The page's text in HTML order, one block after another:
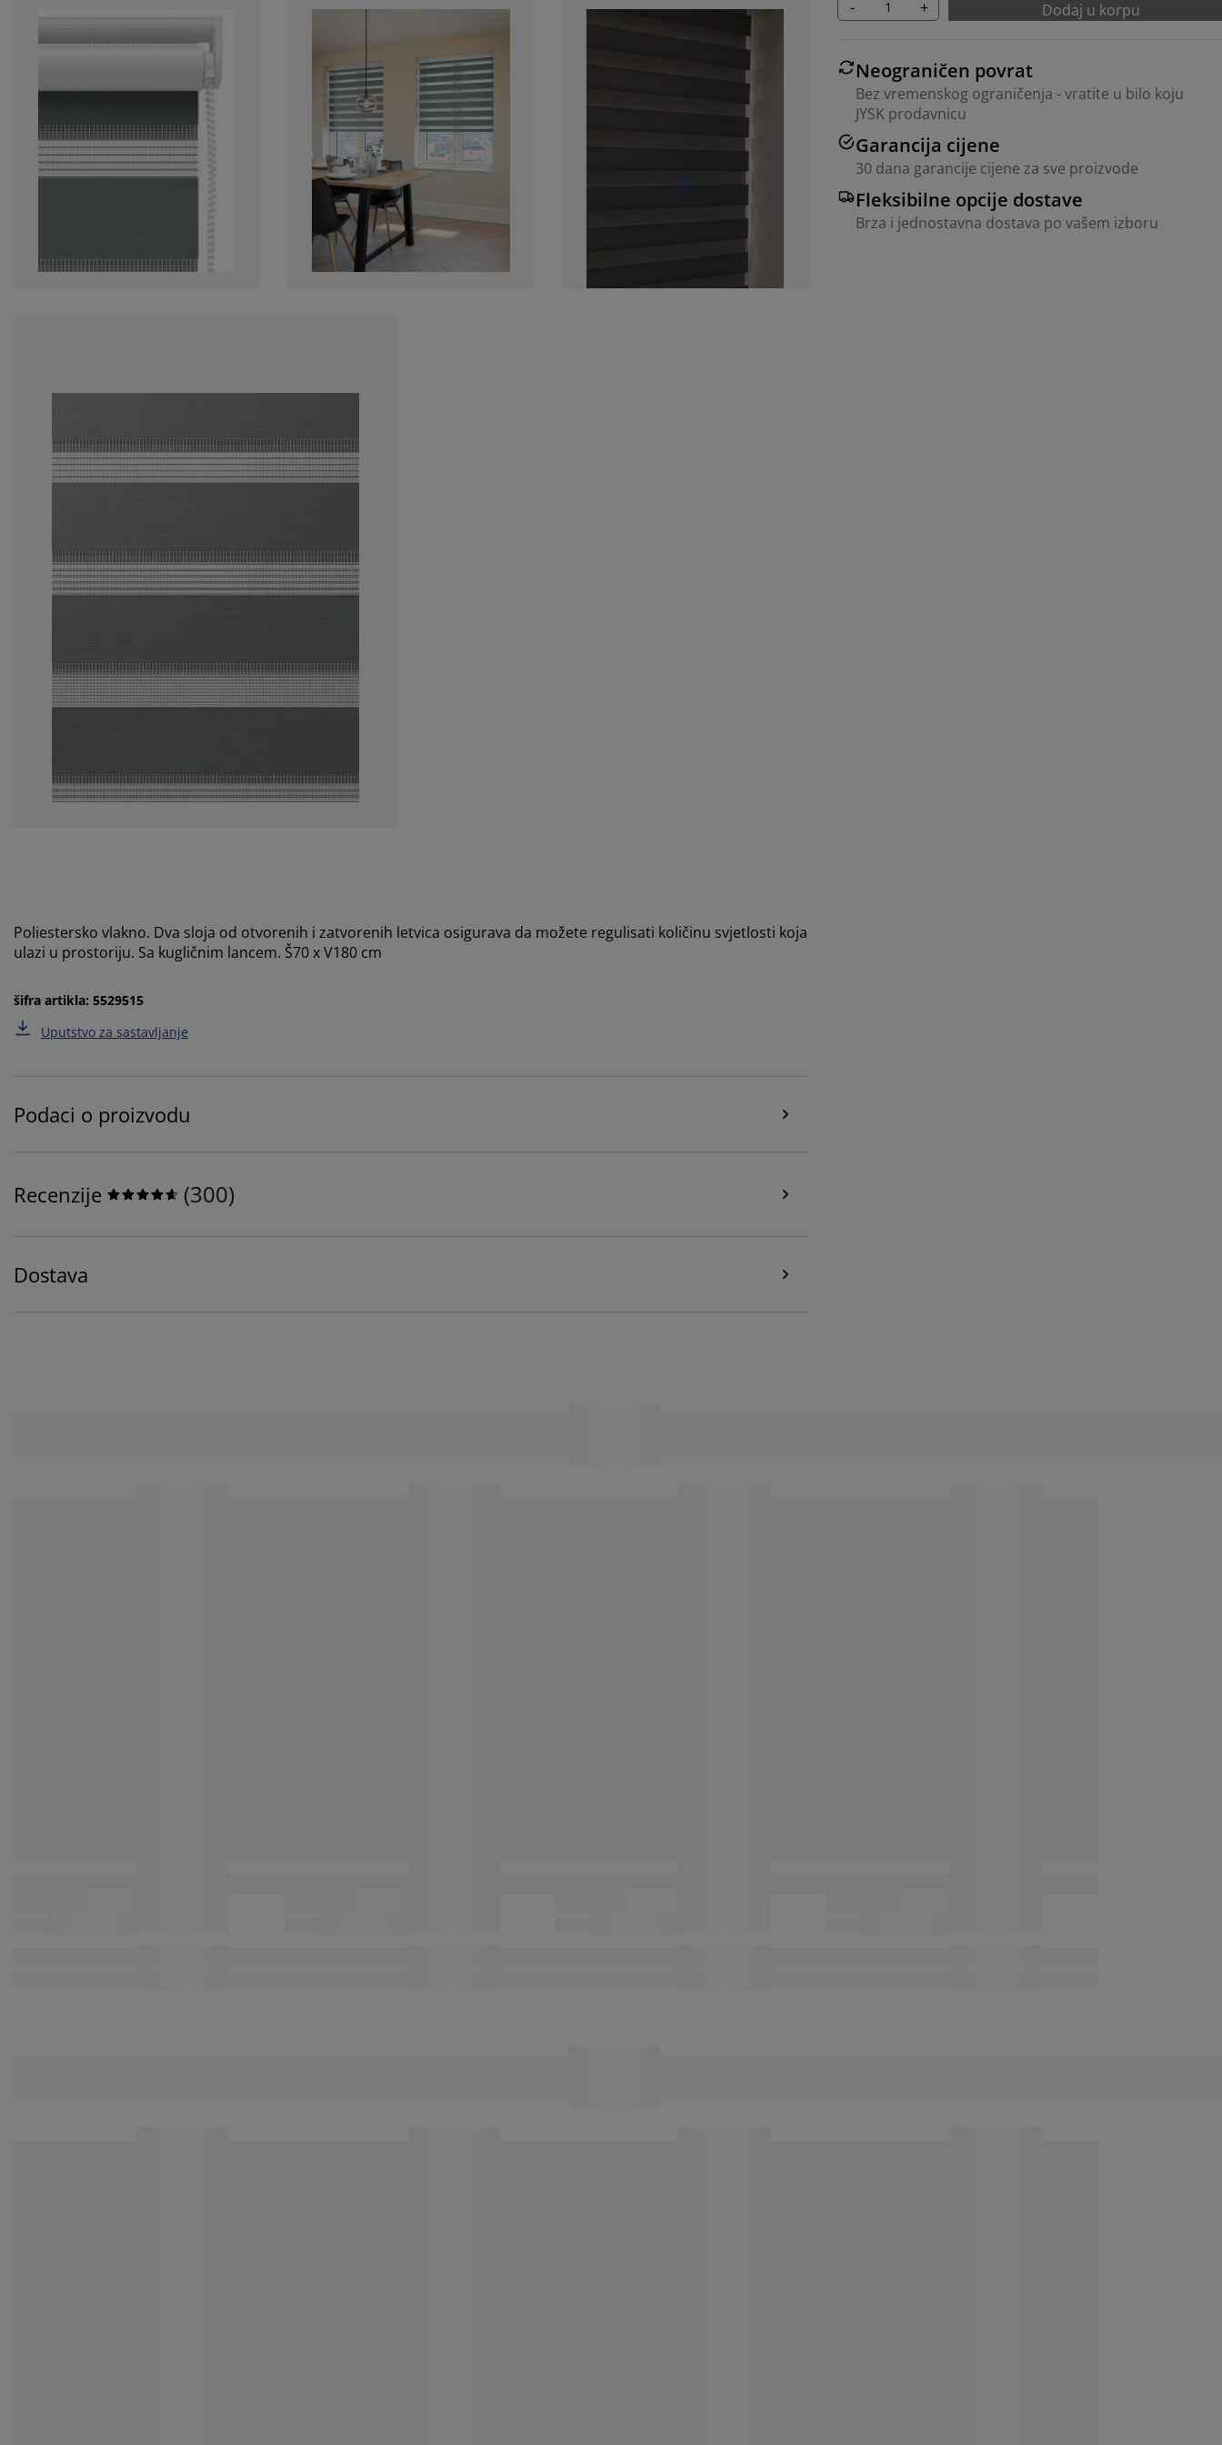
- + Dodaj u korpu
Neograničen povrat
Bez vremenskog ograničenja - vratite u bilo koju
JYSK prodavnicu
Garancija cijene
30 dana garancije cijene za sve proizvode
Fleksibilne opcije dostave
Brza i jednostavna dostava po vašem izboru
Poliestersko vlakno. Dva sloja od otvorenih i zatvorenih letvica osigurava da možete regulisati količinu svjetlosti koja
ulazi u prostoriju. Sa kugličnim lancem. Š70 x V180 cm
šifra artikla: 5529515
Uputstvo za sastavljanje
Podaci o proizvodu
Recenzije (300)
Dostava